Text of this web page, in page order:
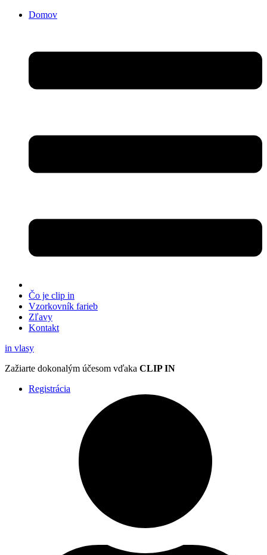
Domov
Čo je clip in
Vzorkovník farieb
Zľavy
Kontakt
in vlasy
Zažiarte dokonalým účesom vďaka CLIP IN
Registrácia